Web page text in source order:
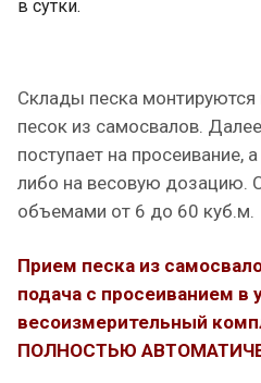
в сутки.
Склады песка
песок из самосвалов.
поступает на просеивание,
либо на весовую дозацию.
объемами от 6 до 60 куб.м.
Прием песка из
подача с просеиванием в
весоизмерительный
ПОЛНОСТЬЮ